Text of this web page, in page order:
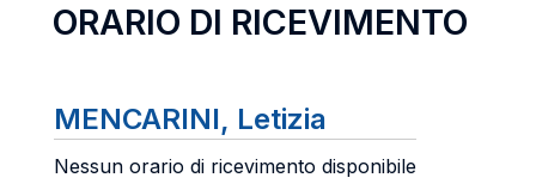
ORARIO DI RICEVIMENTO
MENCARINI, Letizia
Nessun orario di ricevimento disponibile